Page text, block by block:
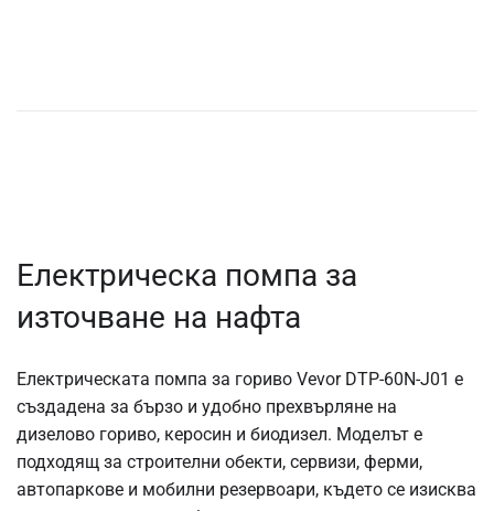
Електрическа помпа за
източване на нафта
Електрическата помпа за гориво Vevor DTP-60N-J01 е
създадена за бързо и удобно прехвърляне на
дизелово гориво, керосин и биодизел. Моделът е
подходящ за строителни обекти, сервизи, ферми,
автопаркове и мобилни резервоари, където се изисква